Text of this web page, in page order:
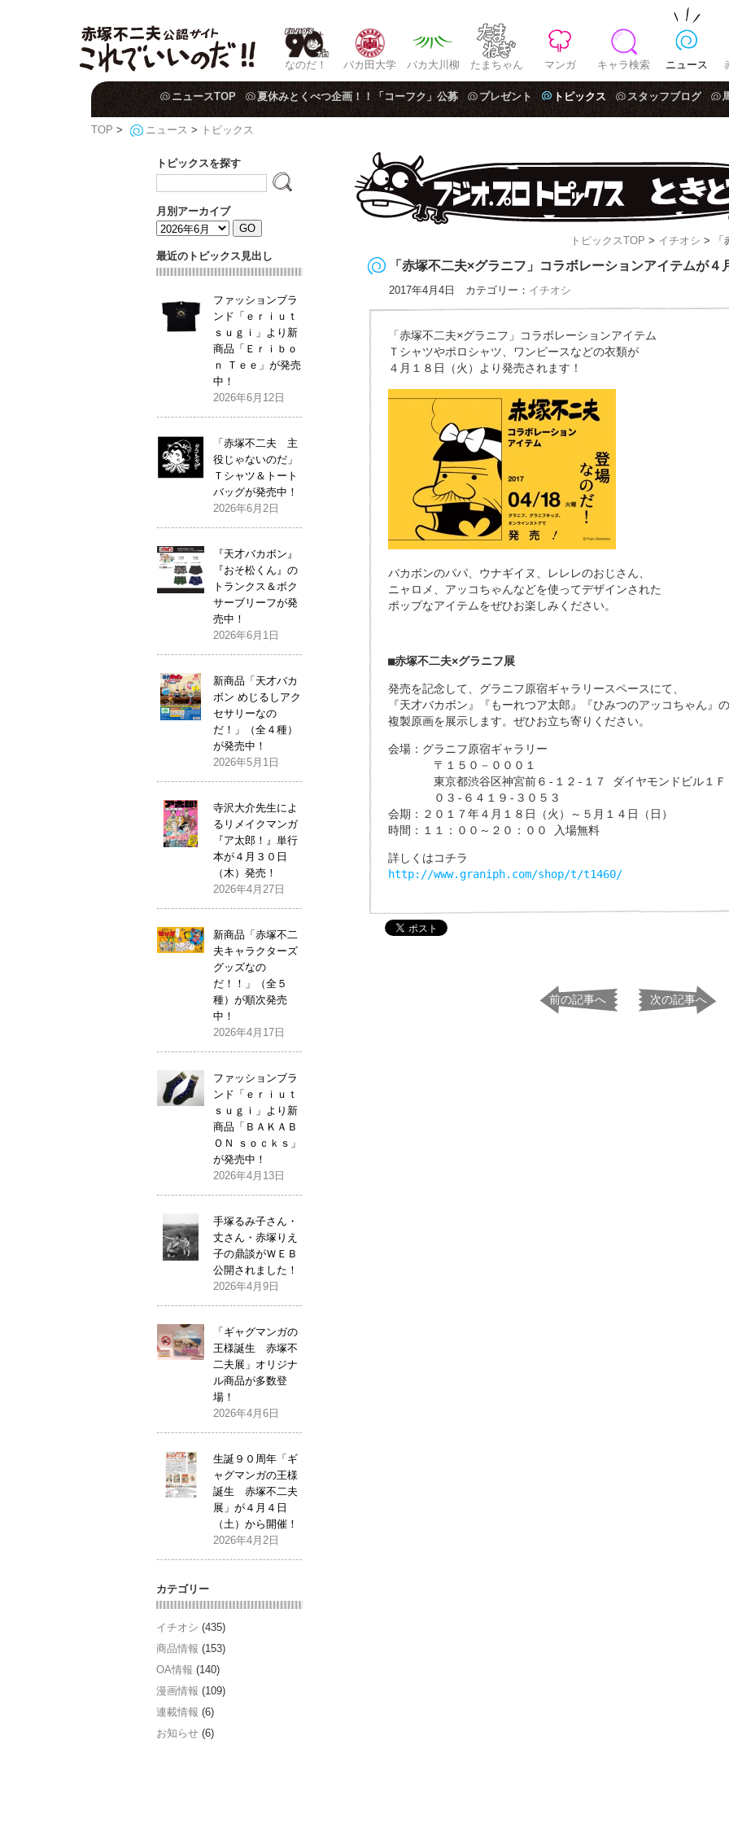
なのだ！ バカ田大学 バカ大川柳 たまちゃん マンガ キャラ検索 ニュース
ニュースTOP 夏休みとくべつ企画！！「コーフク」公募 プレゼント トピックス スタッフブログ
TOP > ニュース > トピックス
トピックスTOP > イチオシ > 「
「赤塚不二夫×グラニフ」コラボレーションアイテムが
2017年4月4日 カテゴリー： イチオシ
「赤塚不二夫×グラニフ」コラボレーションアイテム
Ｔシャツやポロシャツ、ワンピースなどの衣類が
４月１８日（火）より発売されます！
バカボンのパパ、ウナギイヌ、レレレのおじさん、
ニャロメ、アッコちゃんなどを使ってデザインされた
ポップなアイテムをぜひお楽しみください。
■赤塚不二夫×グラニフ展
発売を記念して、グラニフ原宿ギャラリースペースにて、
『天才バカボン』『もーれつア太郎』『ひみつのアッコちゃん』の
複製原画を展示します。ぜひお立ち寄りください。
会場：グラニフ原宿ギャラリー
〒１５０－０００１
東京都渋谷区神宮前６‐１２‐１７ ダイヤモンドビル１Ｆ
０３‐６４１９‐３０５３
会期：２０１７年４月１８日（火）～５月１４日（日）
時間：１１：００～２０：００ 入場無料
詳しくはコチラ
http://www.graniph.com/shop/t/t1460/
前の記事へ 次の記事へ
トピックスを探す
月別アーカイブ
最近のトピックス見出し
ファッションブラ
ンド「ｅｒｉｕｔ
ｓｕｇｉ」より新
商品「Ｅｒｉｂｏ
ｎ Ｔｅｅ」が発売
中！
2026年6月12日
「赤塚不二夫 主
役じゃないのだ」
Ｔシャツ＆トート
バッグが発売中！
2026年6月2日
『天才バカボン』
『おそ松くん』の
トランクス＆ボク
サーブリーフが発
売中！
2026年6月1日
新商品「天才バカ
ボン めじるしアク
セサリーなの
だ！」（全４種）
が発売中！
2026年5月1日
寺沢大介先生によ
るリメイクマンガ
『ア太郎！』単行
本が４月３０日
（木）発売！
2026年4月27日
新商品「赤塚不二
夫キャラクターズ
グッズなの
だ！！」（全５
種）が順次発売
中！
2026年4月17日
ファッションブラ
ンド「ｅｒｉｕｔ
ｓｕｇｉ」より新
商品「ＢＡＫＡＢ
ＯＮ ｓｏｃｋｓ」
が発売中！
2026年4月13日
手塚るみ子さん・
丈さん・赤塚りえ
子の鼎談がＷＥＢ
公開されました！
2026年4月9日
「ギャグマンガの
王様誕生 赤塚不
二夫展」オリジナ
ル商品が多数登
場！
2026年4月6日
生誕９０周年「ギ
ャグマンガの王様
誕生 赤塚不二夫
展」が４月４日
（土）から開催！
2026年4月2日
カテゴリー
イチオシ (435)
商品情報 (153)
OA情報 (140)
漫画情報 (109)
連載情報 (6)
お知らせ (6)